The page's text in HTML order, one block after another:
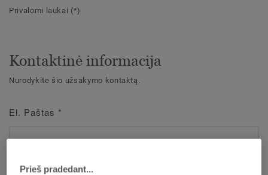
Privalomi laukai (*)
Kontaktinė informacija
Nurodykite šio užsakymo kontaktą.
El. Paštas *
Prieš pradedant...